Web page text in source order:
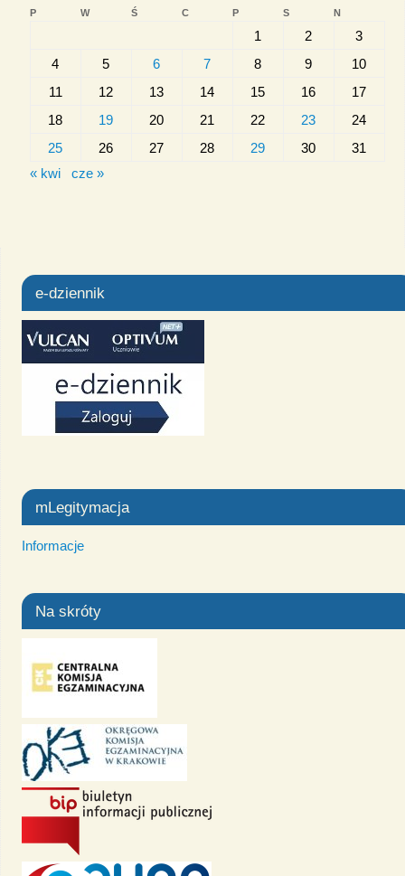
P W Ś C P S N
1 2
3
4
5 6 7 8 9
10
11
12 13 14 15 16
17
18
19 20 21 22 23
24
25
26 27 28 29 30
31
« kwi
cze »
e-dziennik
mLegitymacja
Informacje
Na skróty